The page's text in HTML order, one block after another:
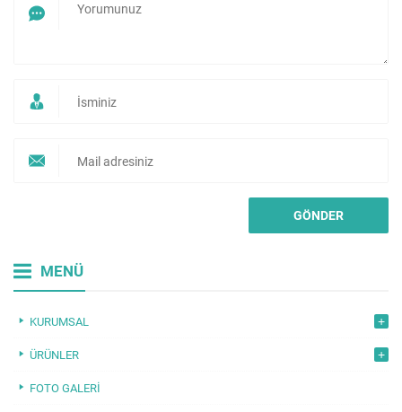
MENÜ
KURUMSAL
ÜRÜNLER
FOTO GALERI